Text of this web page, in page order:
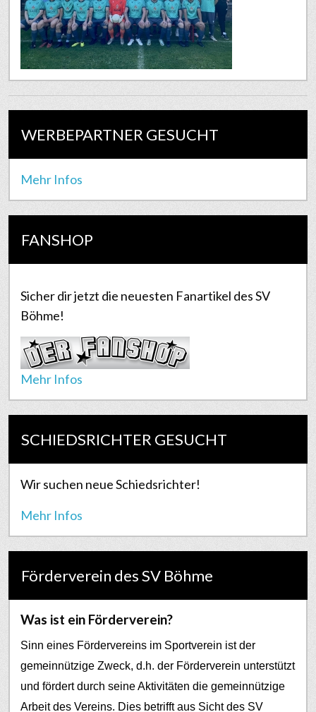
WERBEPARTNER GESUCHT
Mehr Infos
FANSHOP
Sicher dir jetzt die neuesten Fanartikel des SV
Böhme!
Mehr Infos
SCHIEDSRICHTER GESUCHT
Wir suchen neue Schiedsrichter!
Mehr Infos
Förderverein des SV Böhme
Was ist ein Förderverein?
Sinn eines Fördervereins im Sportverein ist der
gemeinnützige Zweck, d.h. der Förderverein unterstützt
und fördert durch seine Aktivitäten die gemeinnützige
Arbeit des Vereins. Dies betrifft aus Sicht des SV